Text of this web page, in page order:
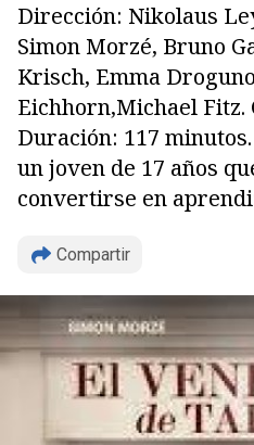
Dirección: Nikolaus
Simon Morzé, Bruno
Krisch, Emma
Eichhorn,Michael Fitz.
Duración: 117
un joven de 17 años
convertirse en
Compartir
Copiar